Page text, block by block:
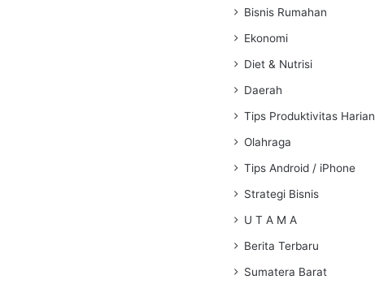
Bisnis Rumahan
Ekonomi
Diet & Nutrisi
Daerah
Tips Produktivitas Harian
Olahraga
Tips Android / iPhone
Strategi Bisnis
U T A M A
Berita Terbaru
Sumatera Barat